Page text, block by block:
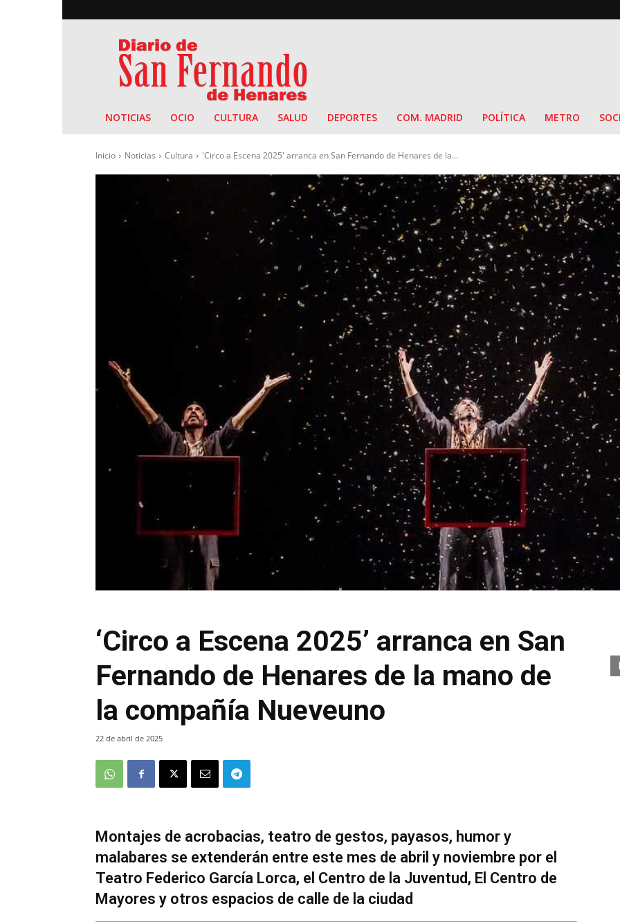
Diario
de
San
NOTICIAS OCIO CULTURA SALUD DEPORTES COM. MADRID POLÍTICA METRO
Inicio Noticias Cultura 'Circo a Escena 2025' arranca en San Fernando de Henares de la...
‘Circo a Escena 2025’ arranca en San
Fernando de Henares de la mano de
la compañía Nueveuno
22 de abril de 2025
Montajes de acrobacias, teatro de gestos, payasos, humor y
malabares se extenderán entre este mes de abril y noviembre por el
Teatro Federico García Lorca, el Centro de la Juventud, El Centro de
Mayores y otros espacios de calle de la ciudad